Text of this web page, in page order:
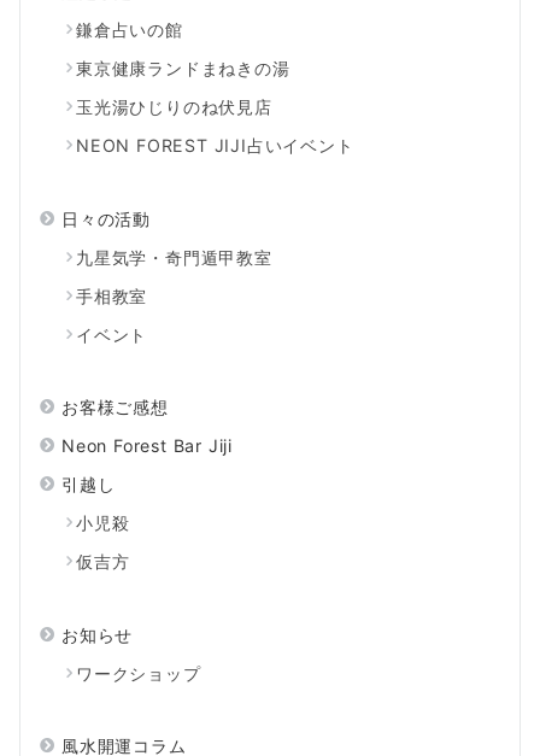
鎌倉占いの館
東京健康ランドまねきの湯
玉光湯ひじりのね伏見店
NEON FOREST JIJI占いイベント
日々の活動
九星気学・奇門遁甲教室
手相教室
イベント
お客様ご感想
Neon Forest Bar Jiji
引越し
小児殺
仮吉方
お知らせ
ワークショップ
風水開運コラム